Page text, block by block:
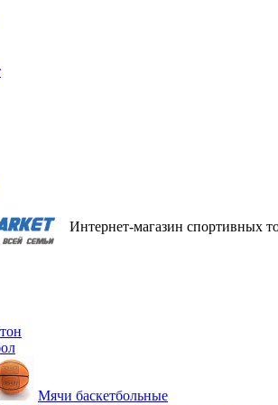
Интернет-магазин спортивных
Мячи баскетбольные